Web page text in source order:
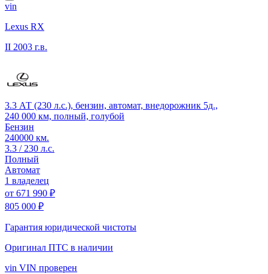
vin
Lexus RX
II 2003 г.в.
3.3 АТ (230 л.с.), бензин, автомат, внедорожник 5д.,
240 000 км, полный, голубой
Бензин
240000 км.
3.3 / 230 л.с.
Полный
Автомат
1 владелец
от 671 990 ₽
805 000 ₽
Гарантия юридической чистоты
Оригинал ПТС в наличии
vin VIN проверен